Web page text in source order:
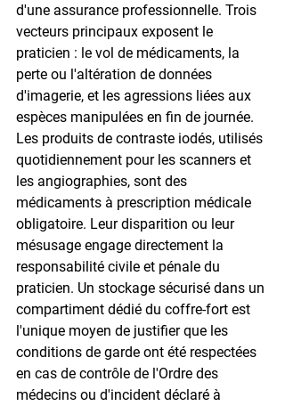
d'une assurance professionnelle. Trois
vecteurs principaux exposent le
praticien : le vol de médicaments, la
perte ou l'altération de données
d'imagerie, et les agressions liées aux
espèces manipulées en fin de journée.
Les produits de contraste iodés, utilisés
quotidiennement pour les scanners et
les angiographies, sont des
médicaments à prescription médicale
obligatoire. Leur disparition ou leur
mésusage engage directement la
responsabilité civile et pénale du
praticien. Un stockage sécurisé dans un
compartiment dédié du coffre-fort est
l'unique moyen de justifier que les
conditions de garde ont été respectées
en cas de contrôle de l'Ordre des
médecins ou d'incident déclaré à